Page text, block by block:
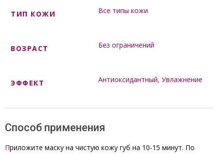
ТИП КОЖИ Все типы кожи
ВОЗРАСТ Без ограничений
ЭФФЕКТ Антиоксидантный, Увлажнение
Способ применения
Приложите маску на чистую кожу губ на 10-15 минут. По